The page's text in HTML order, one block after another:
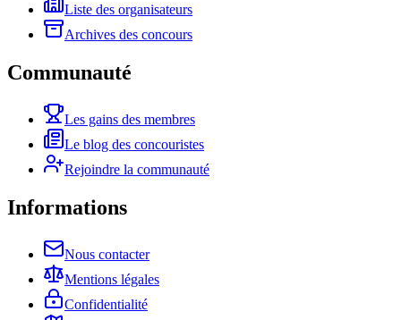
Liste des organisateurs
Archives des concours
Communauté
Les gains des membres
Le blog des concouristes
Rejoindre la communauté
Informations
Nous contacter
Mentions légales
Confidentialité